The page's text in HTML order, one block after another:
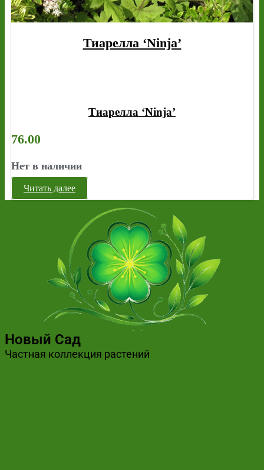
Тиарелла ‘Ninja’
Тиарелла ‘Ninja’
76.00
Нет в наличии
Читать далее
Новый Сад
Частная коллекция растений